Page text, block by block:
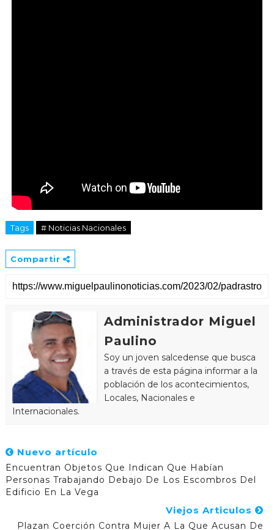
Tags # Noticias Nacionales
Compartir
Administrador Miguel
Paulino
Soy un joven salcedense que busca
a través de esta página informar a la
población de los acontecimientos,
Locales, Nacionales e
Internacionales.
Nuevo artículo
Encuentran Objetos Que Indican Que Habían
Personas Trabajando Debajo De Los Escombros Del
Edificio En La Vega
Viejos Articulos
Plazan Coerción Contra Mujer A La Que Acusan De